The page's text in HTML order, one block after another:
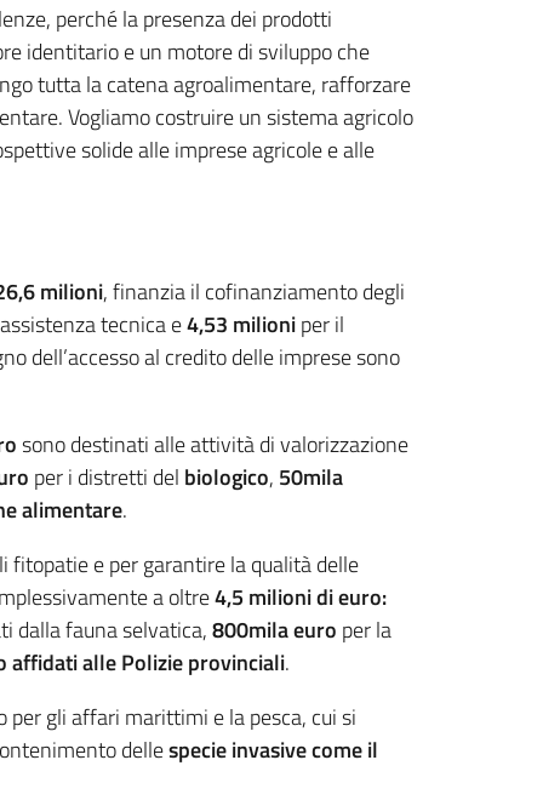
perché la presenza dei prodotti
identitario e un motore di sviluppo che
tutta la catena agroalimentare, rafforzare
Vogliamo costruire un sistema agricolo
solide alle imprese agricole e alle
milioni, finanzia il cofinanziamento degli
tecnica e4,53 milioniper il
dell’accesso al credito delle imprese sono
sono destinati alle attività di valorizzazione
per i distretti del biologico, 50mila
alimentare.
e per garantire la qualità delle
a oltre4,5 milioni di euro:
dalla fauna selvatica,800mila euro per la
affidati alle Polizie provinciali.
gli affari marittimi e la pesca, cui si
dellespecie invasivecome il